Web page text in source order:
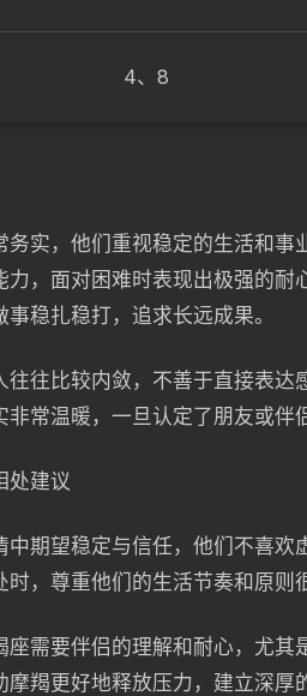
4、8
务实，他们重视稳定的生活和
力，面对困难时表现出极强的
稳扎稳打，追求长远成果。
往往比较内敛，不善于直接表达
常温暖，一旦认定了朋友或伴
处建议
中期望稳定与信任，他们不喜
，尊重他们的生活节奏和原则
需要伴侣的理解和耐心，尤其
羯更好地释放压力，建立深厚